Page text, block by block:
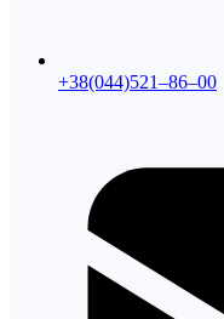
+38(044)521–86–00